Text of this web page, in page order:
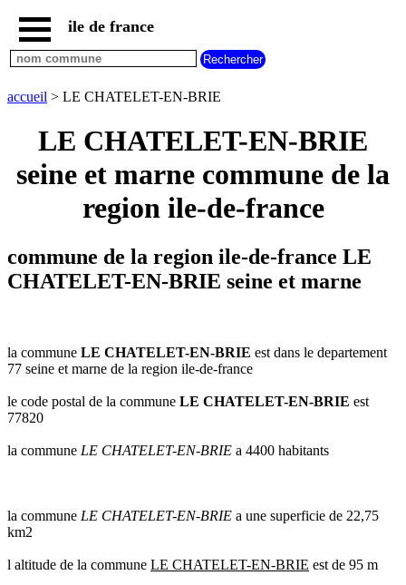
accueil
paris
communes
communes
seine
marne
communes
communes
val
oise
communes
de
yvelines
radar
ile de france
accueil > LE CHATELET-EN-BRIE
LE CHATELET-EN-BRIE
seine et marne commune de la
region ile-de-france
commune de la region ile-de-france LE
CHATELET-EN-BRIE seine et marne
la commune LE CHATELET-EN-BRIE est dans le departement
77 seine et marne de la region ile-de-france
le code postal de la commune LE CHATELET-EN-BRIE est
77820
la commune LE CHATELET-EN-BRIE a 4400 habitants
la commune LE CHATELET-EN-BRIE a une superficie de 22,75
km2
l altitude de la commune LE CHATELET-EN-BRIE est de 95 m